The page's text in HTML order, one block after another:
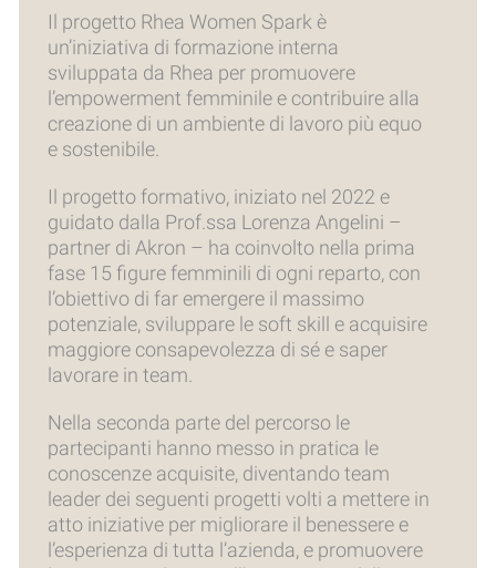
Il progetto Rhea Women Spark è
un’iniziativa di formazione interna
sviluppata da Rhea per promuovere
l’empowerment femminile e contribuire alla
creazione di un ambiente di lavoro più equo
e sostenibile.
Il progetto formativo, iniziato nel 2022 e
guidato dalla Prof.ssa Lorenza Angelini –
partner di Akron – ha coinvolto nella prima
fase 15 figure femminili di ogni reparto, con
l’obiettivo di far emergere il massimo
potenziale, sviluppare le soft skill e acquisire
maggiore consapevolezza di sé e saper
lavorare in team.
Nella seconda parte del percorso le
partecipanti hanno messo in pratica le
conoscenze acquisite, diventando team
leader dei seguenti progetti volti a mettere in
atto iniziative per migliorare il benessere e
l’esperienza di tutta l’azienda, e promuovere